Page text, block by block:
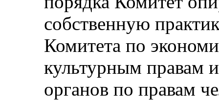
собственную
Комитета по
культурным правам
органов по правам